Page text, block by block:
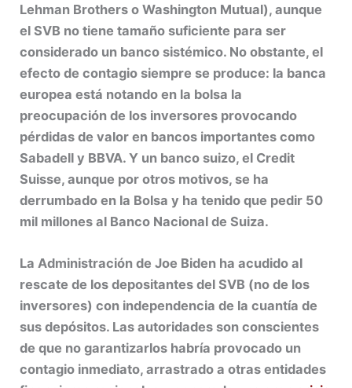
Lehman Brothers o Washington Mutual), aunque
el SVB no tiene tamaño suficiente para ser
considerado un banco sistémico. No obstante, el
efecto de contagio siempre se produce: la banca
europea está notando en la bolsa la
preocupación de los inversores provocando
pérdidas de valor en bancos importantes como
Sabadell y BBVA. Y un banco suizo, el Credit
Suisse, aunque por otros motivos, se ha
derrumbado en la Bolsa y ha tenido que pedir 50
mil millones al Banco Nacional de Suiza.
La Administración de Joe Biden ha acudido al
rescate de los depositantes del SVB (no de los
inversores) con independencia de la cuantía de
sus depósitos. Las autoridades son conscientes
de que no garantizarlos habría provocado un
contagio inmediato, arrastrado a otras entidades